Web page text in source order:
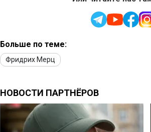
Больше по теме:
Фридрих Мерц